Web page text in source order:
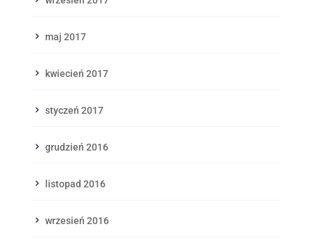
maj 2017
kwiecień 2017
styczeń 2017
grudzień 2016
listopad 2016
wrzesień 2016